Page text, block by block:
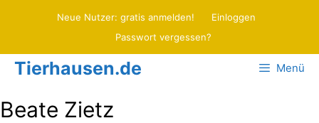
Neue Nutzer: gratis anmelden!
Einloggen
Passwort vergessen?
Tierhausen.de Menü
Beate Zietz